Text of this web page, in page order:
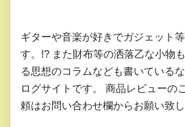
ギターや音楽が好きでガジェット
す。!? また財布等の洒落乙な小物
る思想のコラムなども書いている
ログサイトです。 商品レビューの
頼はお問い合わせ欄からお願い致し